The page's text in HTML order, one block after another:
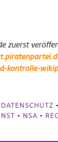
zuerst
kontrolle-
DATENSCHUTZ •
• NSA •